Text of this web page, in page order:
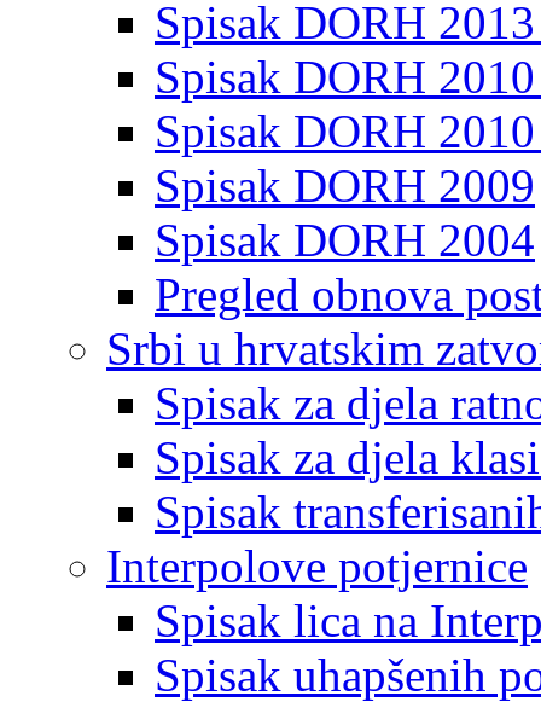
Spisak DORH
Spisak DORH
Spisak DORH
Spisak DORH 2009
Spisak DORH 2004
Pregled obnova
Srbi u hrvatskim
Spisak za djela
Spisak za djela
Spisak
Interpolove potjernice
Spisak lica na
Spisak uhapšenih